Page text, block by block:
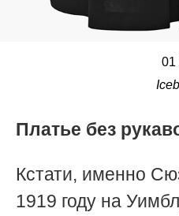
01
Платье без
Кстати, именно
1919 году на